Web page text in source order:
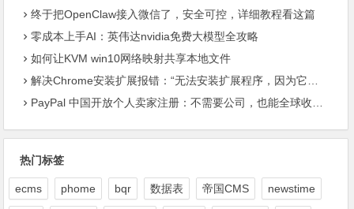
终于把OpenClaw接入微信了，安全可控，详细教程看这篇
零成本上手AI：英伟达nvidia免费大模型全攻略
如何让KVM win10网络映射共享本地文件
解决Chrome安装扩展报错：“无法安装扩展程序，因为它使用了不受支持的清单版本“
PayPal 中国开放个人卖家注册：不需要公司，也能全球收款了
热门标签
ecms phome bqr 数据表 帝国CMS newstime